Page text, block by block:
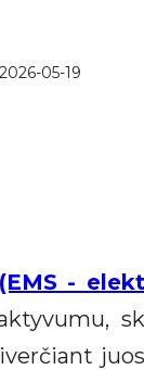
2026-05-19
-